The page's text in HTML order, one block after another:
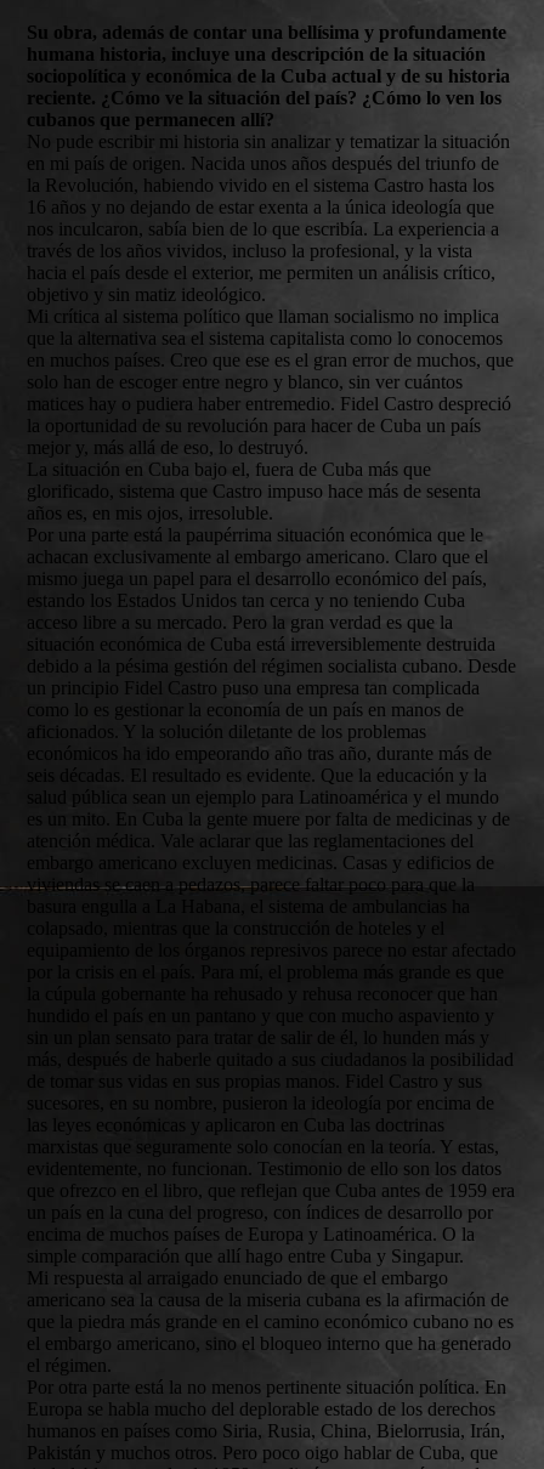
Su obra, además de contar una bellísima y profundamente
humana historia, incluye una descripción de la situación
sociopolítica y económica de la Cuba actual y de su historia
reciente. ¿Cómo ve la situación del país? ¿Cómo lo ven los
cubanos que permanecen allí?
No pude escribir mi historia sin analizar y tematizar la situación
en mi país de origen. Nacida unos años después del triunfo de
la Revolución, habiendo vivido en el sistema Castro hasta los
16 años y no dejando de estar exenta a la única ideología que
nos inculcaron, sabía bien de lo que escribía. La experiencia a
través de los años vividos, incluso la profesional, y la vista
hacia el país desde el exterior, me permiten un análisis crítico,
objetivo y sin matiz ideológico.
Mi crítica al sistema político que llaman socialismo no implica
que la alternativa sea el sistema capitalista como lo conocemos
en muchos países. Creo que ese es el gran error de muchos, que
solo han de escoger entre negro y blanco, sin ver cuántos
matices hay o pudiera haber entremedio. Fidel Castro despreció
la oportunidad de su revolución para hacer de Cuba un país
mejor y, más allá de eso, lo destruyó.
La situación en Cuba bajo el, fuera de Cuba más que
glorificado, sistema que Castro impuso hace más de sesenta
años es, en mis ojos, irresoluble.
Por una parte está la paupérrima situación económica que le
achacan exclusivamente al embargo americano. Claro que el
mismo juega un papel para el desarrollo económico del país,
estando los Estados Unidos tan cerca y no teniendo Cuba
acceso libre a su mercado. Pero la gran verdad es que la
situación económica de Cuba está irreversiblemente destruida
debido a la pésima gestión del régimen socialista cubano. Desde
un principio Fidel Castro puso una empresa tan complicada
como lo es gestionar la economía de un país en manos de
aficionados. Y la solución diletante de los problemas
económicos ha ido empeorando año tras año, durante más de
seis décadas. El resultado es evidente. Que la educación y la
salud pública sean un ejemplo para Latinoamérica y el mundo
es un mito. En Cuba la gente muere por falta de medicinas y de
atención médica. Vale aclarar que las reglamentaciones del
embargo americano excluyen medicinas. Casas y edificios de
viviendas se caen a pedazos, parece faltar poco para que la
basura engulla a La Habana, el sistema de ambulancias ha
colapsado, mientras que la construcción de hoteles y el
equipamiento de los órganos represivos parece no estar afectado
por la crisis en el país. Para mí, el problema más grande es que
la cúpula gobernante ha rehusado y rehusa reconocer que han
hundido el país en un pantano y que con mucho aspaviento y
sin un plan sensato para tratar de salir de él, lo hunden más y
más, después de haberle quitado a sus ciudadanos la posibilidad
de tomar sus vidas en sus propias manos. Fidel Castro y sus
sucesores, en su nombre, pusieron la ideología por encima de
las leyes económicas y aplicaron en Cuba las doctrinas
marxistas que seguramente solo conocían en la teoría. Y estas,
evidentemente, no funcionan. Testimonio de ello son los datos
que ofrezco en el libro, que reflejan que Cuba antes de 1959 era
un país en la cuna del progreso, con índices de desarrollo por
encima de muchos países de Europa y Latinoamérica. O la
simple comparación que allí hago entre Cuba y Singapur.
Mi respuesta al arraigado enunciado de que el embargo
americano sea la causa de la miseria cubana es la afirmación de
que la piedra más grande en el camino económico cubano no es
el embargo americano, sino el bloqueo interno que ha generado
el régimen.
Por otra parte está la no menos pertinente situación política. En
Europa se habla mucho del deplorable estado de los derechos
humanos en países como Siria, Rusia, China, Bielorrusia, Irán,
Pakistán y muchos otros. Pero poco oigo hablar de Cuba, que